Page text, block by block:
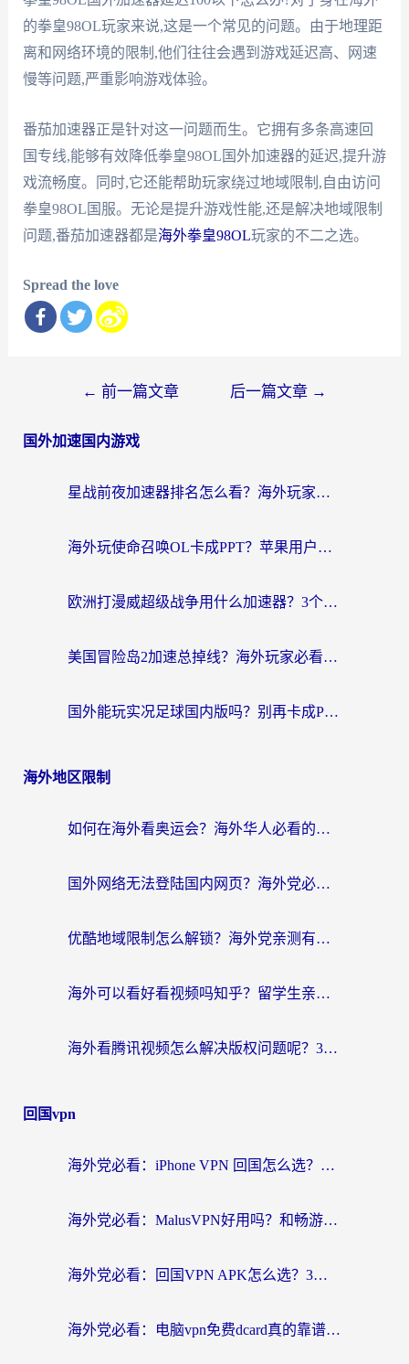
的拳皇98OL玩家来说,这是一个常见的问题。由于地理距
离和网络环境的限制,他们往往会遇到游戏延迟高、网速
慢等问题,严重影响游戏体验。
番茄加速器正是针对这一问题而生。它拥有多条高速回
国专线,能够有效降低拳皇98OL国外加速器的延迟,提升游
戏流畅度。同时,它还能帮助玩家绕过地域限制,自由访问
拳皇98OL国服。无论是提升游戏性能,还是解决地域限制
问题,番茄加速器都是海外拳皇98OL玩家的不二之选。
Spread the love
导
← 前一篇文章 后一篇文章 →
国外加速国内游戏
星战前夜加速器排名怎么看？海外玩家国服游戏畅玩终极指南（附欧洲玩跑跑我的起源解决方案）
海外玩使命召唤OL卡成PPT？苹果用户必看：使命召唤OL国外加速器下载苹果版指南
欧洲打漫威超级战争用什么加速器？3个海外游戏卡顿问题一次解决（附实测推荐）
美国冒险岛2加速总掉线？海外玩家必看的国服游戏加速器选择指南
国外能玩实况足球国内版吗？别再卡成PPT！海外党国服游戏加速全攻略
海外地区限制
如何在海外看奥运会？海外华人必看的体育赛事直播终极指南
国外网络无法登陆国内网页？海外党必看：选对回国加速器实现无缝访问
优酷地域限制怎么解锁？海外党亲测有效的追剧自由指南
海外可以看好看视频吗知乎？留学生亲测有效的回国追剧解决方案
海外看腾讯视频怎么解决版权问题呢？3步让你轻松解锁国内影视自由
回国vpn
海外党必看：iPhone VPN 回国怎么选？一篇搞定无缝访问国内资源
海外党必看：MalusVPN好用吗？和畅游VPN对比哪个回国效果更好？附穿梭飞鱼神龟真实体验
海外党必看：回国VPN APK怎么选？3步教你无缝刷国内剧玩国服
海外党必看：电脑vpn免费dcard真的靠谱吗？教你选对回国加速器无缝访问国内资源